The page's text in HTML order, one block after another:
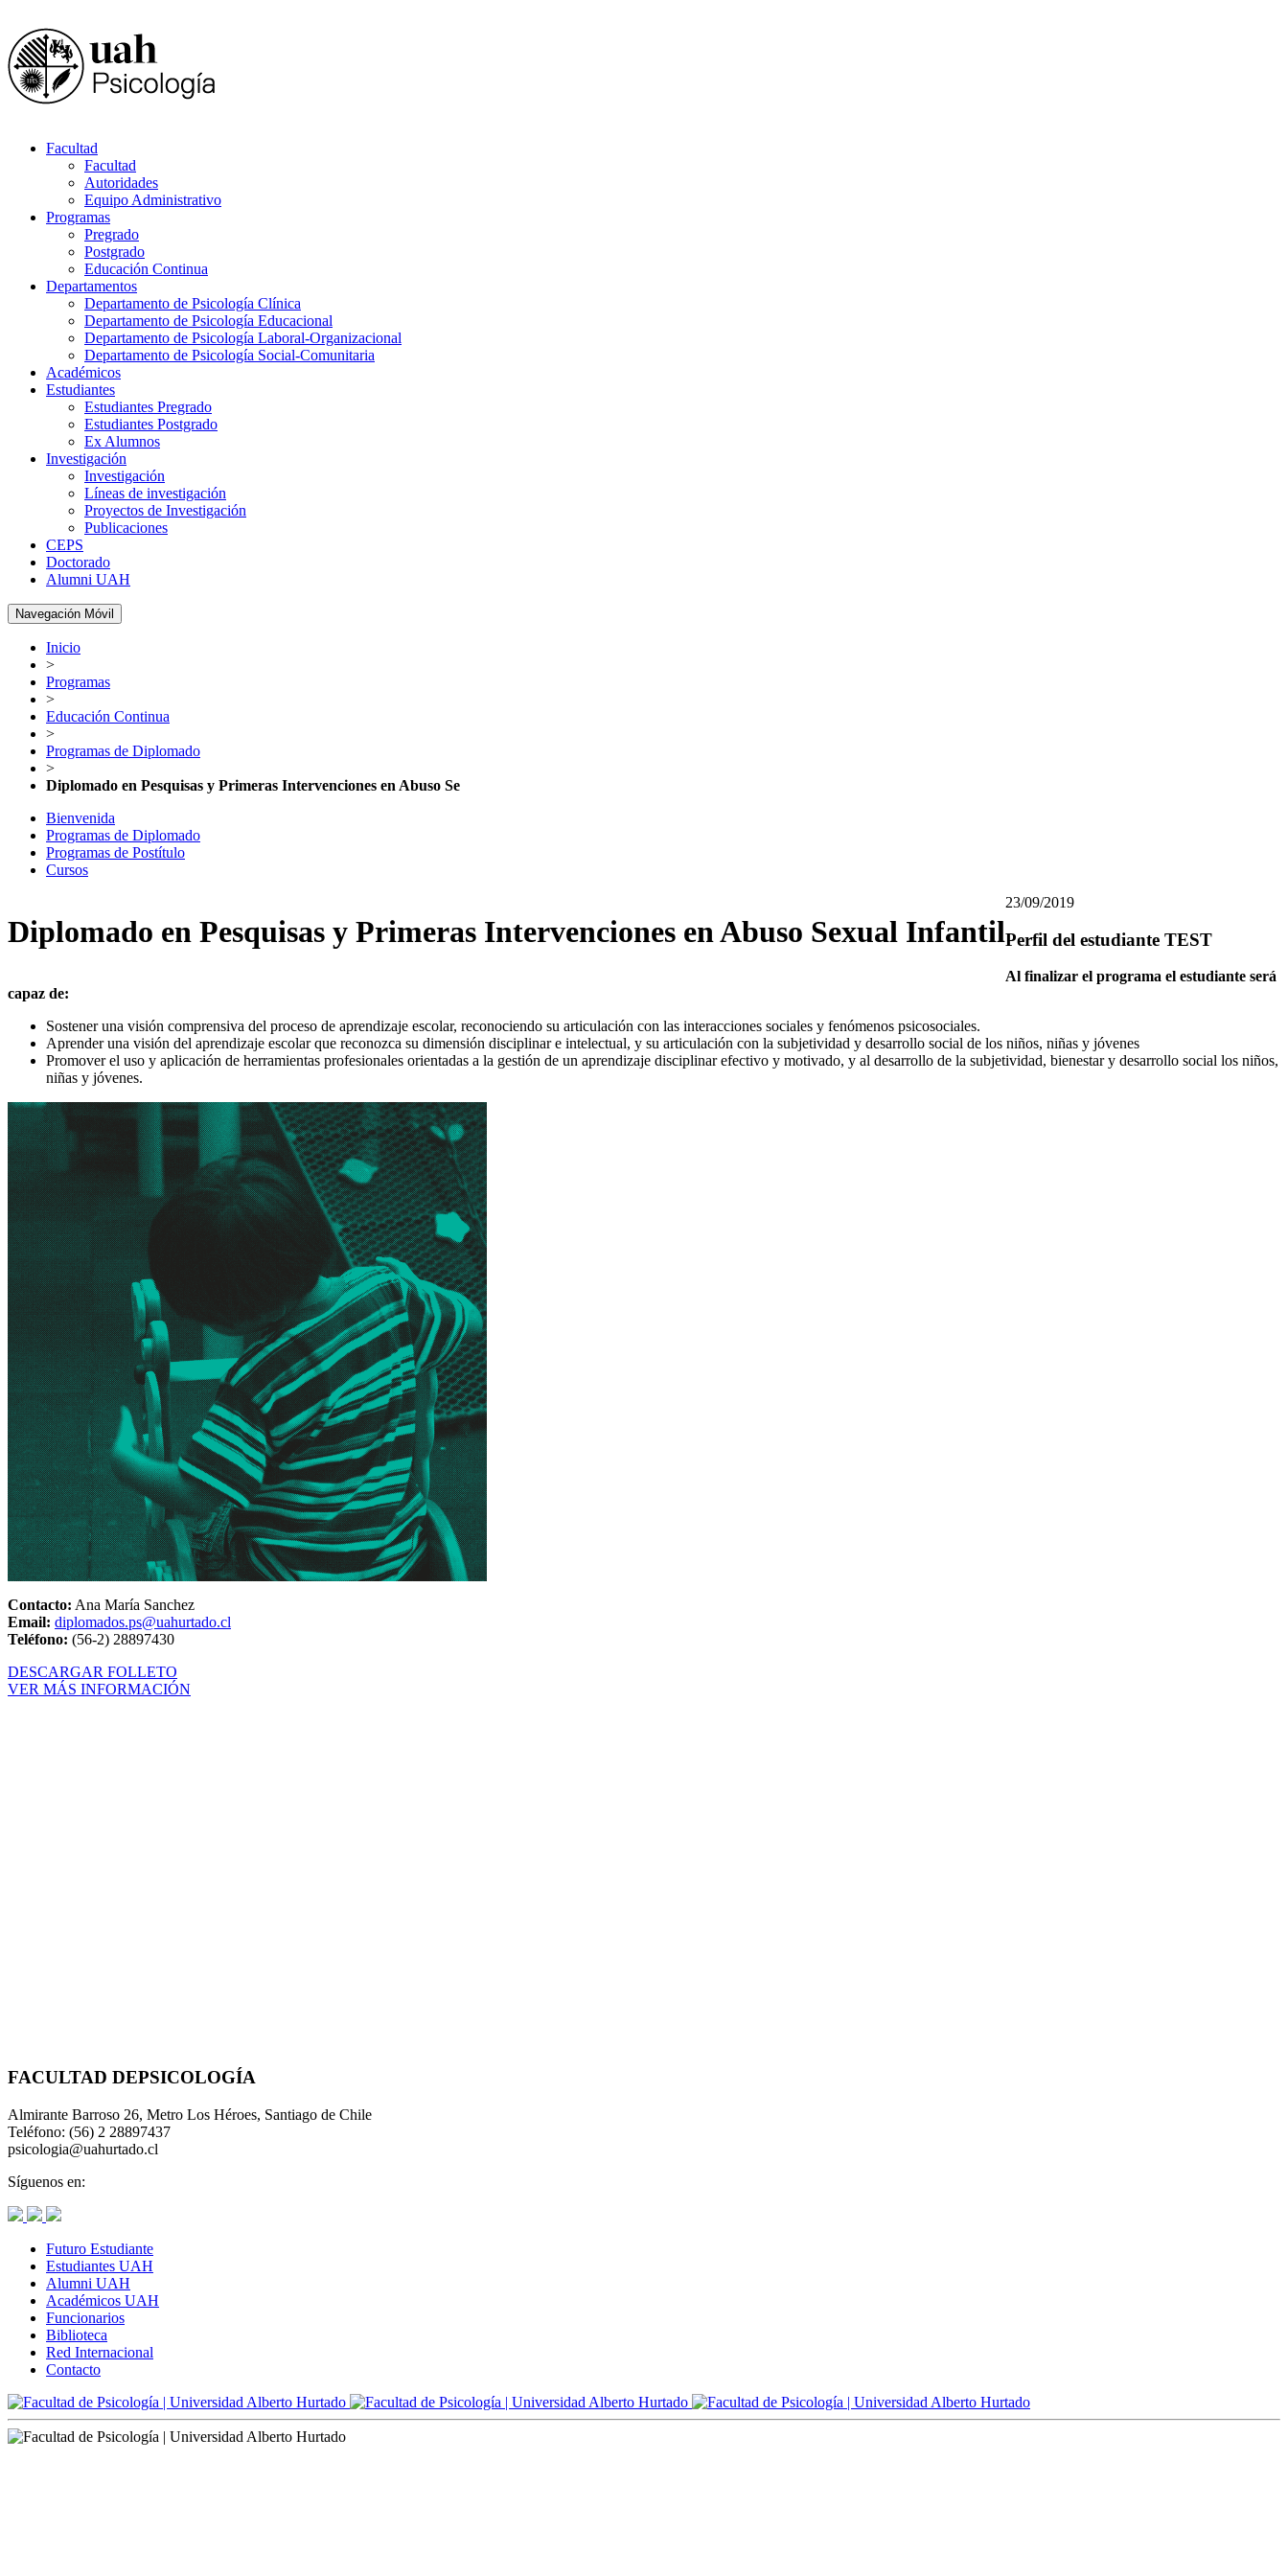
Facultad
Facultad
Autoridades
Equipo Administrativo
Programas
Pregrado
Postgrado
Educación Continua
Departamentos
Departamento de Psicología Clínica
Departamento de Psicología Educacional
Departamento de Psicología Laboral-Organizacional
Departamento de Psicología Social-Comunitaria
Académicos
Estudiantes
Estudiantes Pregrado
Estudiantes Postgrado
Ex Alumnos
Investigación
Investigación
Líneas de investigación
Proyectos de Investigación
Publicaciones
CEPS
Doctorado
Alumni UAH
Navegación Móvil
Inicio
>
Programas
>
Educación Continua
>
Programas de Diplomado
>
Diplomado en Pesquisas y Primeras Intervenciones en Abuso Se
Bienvenida
Programas de Diplomado
Programas de Postítulo
Cursos
Diplomado en Pesquisas y Primeras Intervenciones en Abuso Sexual Infantil
23/09/2019
Perfil del estudiante TEST
Al finalizar el programa el estudiante será
capaz de:
Sostener una visión comprensiva del proceso de aprendizaje escolar, reconociendo su articulación con las interacciones sociales y fenómenos psicosociales.
Aprender una visión del aprendizaje escolar que reconozca su dimensión disciplinar e intelectual, y su articulación con la subjetividad y desarrollo social de los niños, niñas y jóvenes
Promover el uso y aplicación de herramientas profesionales orientadas a la gestión de un aprendizaje disciplinar efectivo y motivado, y al desarrollo de la subjetividad, bienestar y desarrollo social los niños,
niñas y jóvenes.
Contacto: Ana María Sanchez
Email: diplomados.ps@uahurtado.cl
Teléfono: (56-2) 28897430
DESCARGAR FOLLETO
VER MÁS INFORMACIÓN
FACULTAD DEPSICOLOGÍA
Almirante Barroso 26, Metro Los Héroes, Santiago de Chile
Teléfono: (56) 2 28897437
psicologia@uahurtado.cl
Síguenos en:
Futuro Estudiante
Estudiantes UAH
Alumni UAH
Académicos UAH
Funcionarios
Biblioteca
Red Internacional
Contacto